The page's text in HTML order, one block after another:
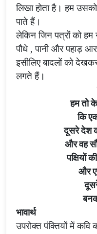
लिखा होता है। हम
पाते हैं।
लेकिन जिन पत्रों को
पौधे ,पानी और पहाड़
इसीलिए बादलों को
लगते हैं।
हम तो
कि
दूसरे देश
और वह
पक्षियों
और
भावार्थ
उपरोक्त पंक्तियों में कवि